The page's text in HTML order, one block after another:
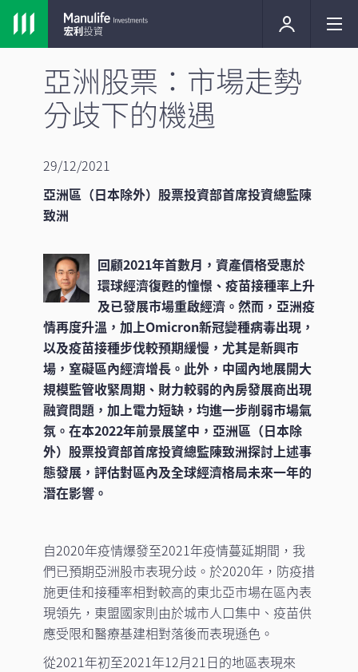
亞洲股票：市場走勢
分歧下的機遇
29/12/2021
亞洲區（日本除外）股票投資部首席投資總監陳
致洲
回顧2021年首數月，資產價格受惠於
環球經濟復甦的憧憬、疫苗接種率上升
及已發展市場重啟經濟。然而，亞洲疫
情再度升溫，加上Omicron新冠變種病毒出現，
以及疫苗接種步伐較預期緩慢，尤其是新興市
場，窒礙區內經濟增長。此外，中國內地展開大
規模監管收緊周期、財力較弱的內房發展商出現
融資問題，加上電力短缺，均進一步削弱市場氣
氛。在本2022年前景展望中，亞洲區（日本除
外）股票投資部首席投資總監陳致洲探討上述事
態發展，評估對區內及全球經濟格局未來一年的
潛在影響。
自2020年疫情爆發至2021年疫情蔓延期間，我
們已預期亞洲股市表現分歧。於2020年，防疫措
施更佳和接種率相對較高的東北亞市場在區內表
現領先，東盟國家則由於城市人口集中、疫苗供
應受限和醫療基建相對落後而表現遜色。
從2021年初至2021年12月21日的地區表現來